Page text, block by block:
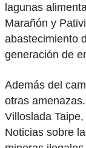
lagunas
Marañón y
abastecimiento
generación de
Además del
otras
Villoslada
Noticias sobre